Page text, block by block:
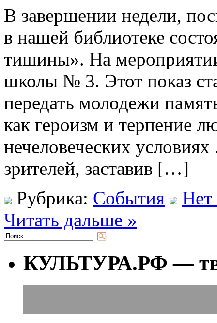
В завершении недели,
в нашей библиотеке
тишины». На
школы № 3. Этот показ
передать молодежи
как героизм и терпение
нечеловеческих
зрителей, заставив […]
Рубрика: События
Нет
Читать дальше »
КУЛЬТУРА.РФ —